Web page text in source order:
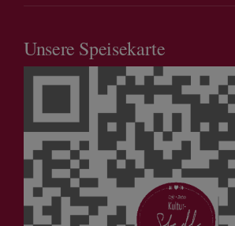
Unsere Speisekarte